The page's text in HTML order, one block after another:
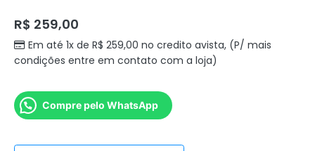
R$ 259,00
Em até 1x de R$ 259,00 no credito avista, (P/ mais
condições entre em contato com a loja)
Compre pelo WhatsApp